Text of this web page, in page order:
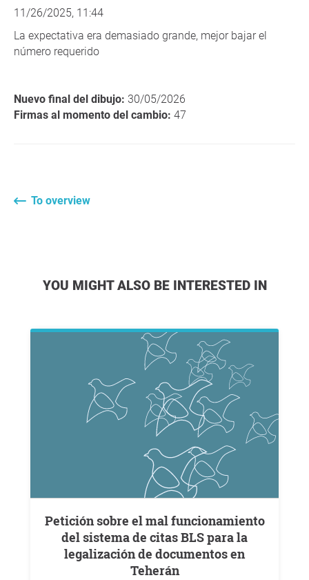
11/26/2025, 11:44
La expectativa era demasiado grande, mejor bajar el
número requerido
Nuevo final del dibujo: 30/05/2026
Firmas al momento del cambio: 47
To overview
YOU MIGHT ALSO BE INTERESTED IN
Petición sobre el mal funcionamiento
del sistema de citas BLS para la
legalización de documentos en
Teherán